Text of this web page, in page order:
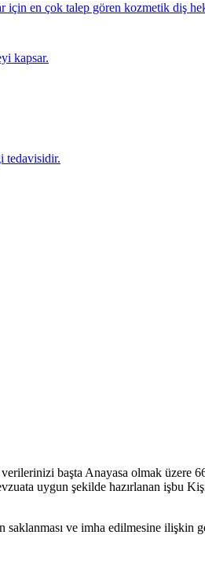
için en çok talep gören kozmetik diş
kapsar.
tedavisidir.
başta Anayasa olmak üzere
uygun şekilde hazırlanan işbu
ve imha edilmesine ilişkin